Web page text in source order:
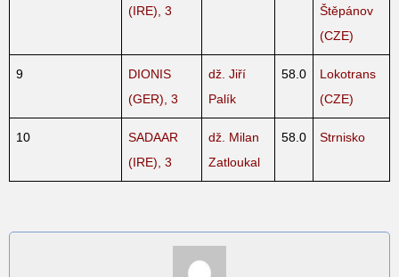
(IRE), 3
Štěpánov
(CZE)
9
DIONIS
(GER), 3
dž. Jiří
Palík
58.0
Lokotrans
(CZE)
10
SADAAR
(IRE), 3
dž. Milan
Zatloukal
58.0 Strnisko